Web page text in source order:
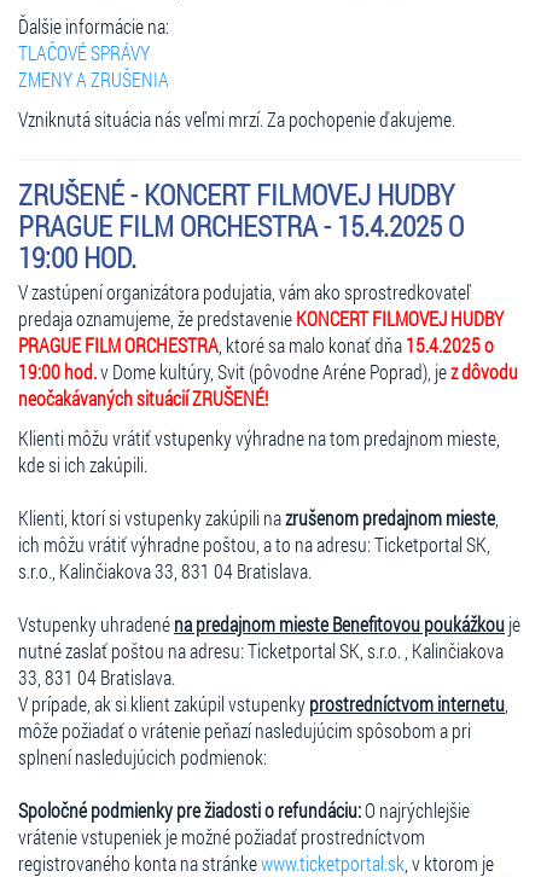
Ďalšie informácie na:
TLAČOVÉ SPRÁVY
ZMENY A ZRUŠENIA
Vzniknutá situácia nás veľmi mrzí. Za pochopenie ďakujeme.
ZRUŠENÉ - KONCERT FILMOVEJ HUDBY
PRAGUE FILM ORCHESTRA - 15.4.2025 O
19:00 HOD.
V zastúpení organizátora podujatia, vám ako sprostredkovateľ
predaja oznamujeme, že predstavenieKONCERT FILMOVEJ HUDBY
PRAGUE FILM ORCHESTRA , ktoré sa malo konať dňa15.4.2025 o
19:00 hod.v Dome kultúry, Svit (pôvodne Aréne Poprad), jez dôvodu
neočakávaných situácií ZRUŠENÉ!
Klienti môžu vrátiť vstupenky výhradne na tom predajnom mieste,
kde si ich zakúpili.
Klienti, ktorí si vstupenky zakúpili nazrušenom predajnom mieste,
ich môžu vrátiť výhradne poštou, a to na adresu: Ticketportal SK,
s.r.o., Kalinčiakova 33, 831 04 Bratislava.
Vstupenky uhradenéna predajnom mieste Benefitovou poukážkouje
nutné zaslať poštou na adresu: Ticketportal SK, s.r.o. , Kalinčiakova
33, 831 04 Bratislava.
V prípade, ak si klient zakúpil vstupenkyprostredníctvom internetu
môže požiadať o vrátenie peňazí nasledujúcim spôsobom a pri
splnení nasledujúcich podmienok:
Spoločné podmienky pre žiadosti o refundáciu:O najrýchlejšie
vrátenie vstupeniek je možné požiadať prostredníctvom
registrovaného konta na stránkewww.ticketportal.sk , v ktorom je